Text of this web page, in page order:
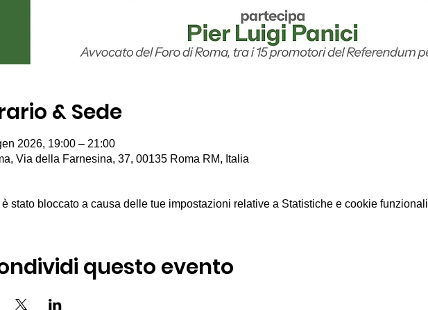
& Sede
2026, 19:00 – 21:00
Via della Farnesina, 37, 00135 Roma RM, Italia
stato bloccato a causa delle tue impostazioni relative a Statistiche e cookie
questo evento